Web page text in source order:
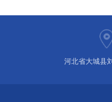
河北省大城县